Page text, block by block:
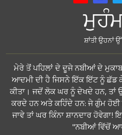
ਸ਼ਾਂਤੀ ਉਹਨਾਂ
"ਮੇਰੇ ਤੋਂ ਪਹਿਲਾਂ ਦੇ ਦੂਜੇ ਨਬੀਆਂ ਦੇ
ਆਦਮੀ ਦੀ ਹੈ ਜਿਸਨੇ ਇੱਕ ਇੱਟ ਨੂੰ
ਕੀਤਾ। ਜਦੋਂ ਲੋਕ ਘਰ ਨੂੰ ਦੇਖਦੇ ਹਨ, ਤਾਂ
ਕਰਦੇ ਹਨ ਅਤੇ ਕਹਿੰਦੇ ਹਨ: ਜੇ ਗੁੰਮ ਹੋਈ
ਜਾਵੇ ਤਾਂ ਘਰ ਕਿੰਨਾ ਸ਼ਾਨਦਾਰ
ਨਬੀਆਂ ਵਿੱਚੋਂ